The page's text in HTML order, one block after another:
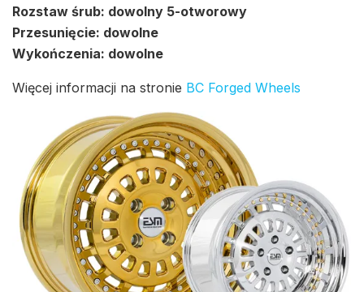
Rozstaw śrub: dowolny 5-otworowy
Przesunięcie: dowolne
Wykończenia: dowolne
Więcej informacji na stronie BC Forged Wheels